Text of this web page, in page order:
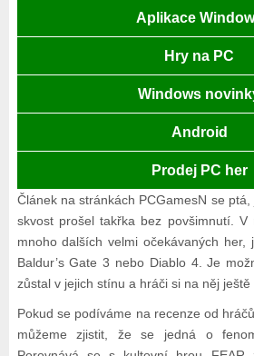
Aplikace
Hry na PC
Windows
Android
Prodej PC her
Článek na stránkách PCGamesN se
skvost prošel takřka bez povšimnutí.
mnoho dalších velmi očekávaných her,
Baldur’s Gate 3 nebo Diablo 4. Je
zůstal v jejich stínu a hráči si na něj ještě
Pokud se podíváme na recenze od
můžeme zjistit, že se jedná o